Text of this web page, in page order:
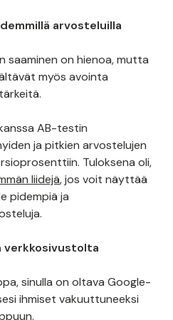
arvosteluilla
saaminen on hienoa, mutta
myös avointa
AB-testin
ja pitkien arvostelujen
Tuloksena oli,
liidejä, jos voit näyttää
pidempiä ja
verkkosivustolta
sinulla on oltava Google-
ihmiset vakuuttuneeksi